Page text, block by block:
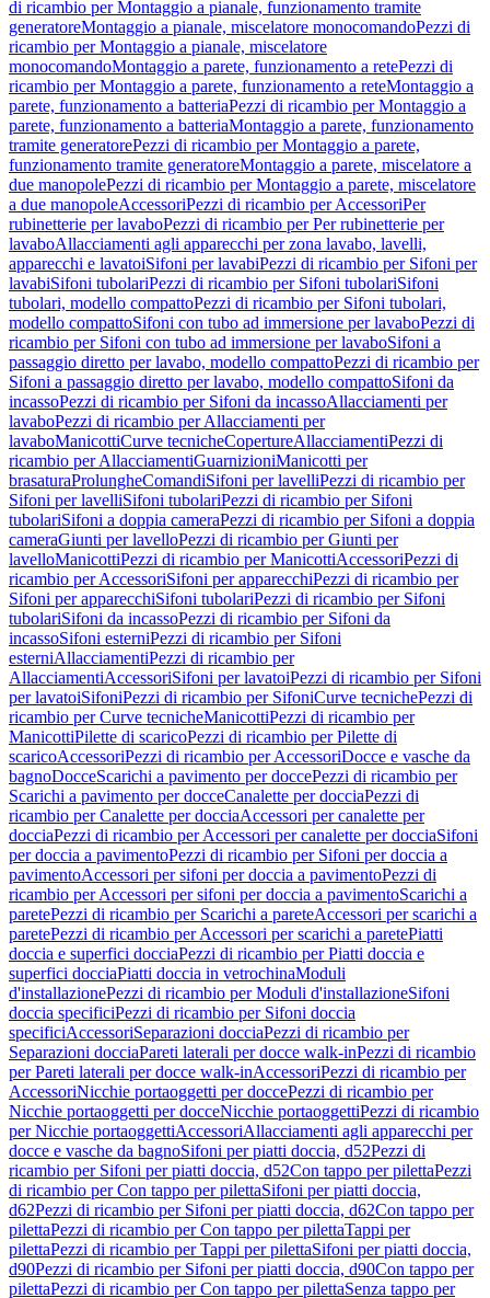
di ricambio per Montaggio a pianale, funzionamento tramite
generatoreMontaggio a pianale, miscelatore monocomandoPezzi di
ricambio per Montaggio a pianale, miscelatore
monocomandoMontaggio a parete, funzionamento a retePezzi di
ricambio per Montaggio a parete, funzionamento a reteMontaggio a
parete, funzionamento a batteriaPezzi di ricambio per Montaggio a
parete, funzionamento a batteriaMontaggio a parete, funzionamento
tramite generatorePezzi di ricambio per Montaggio a parete,
funzionamento tramite generatoreMontaggio a parete, miscelatore a
due manopolePezzi di ricambio per Montaggio a parete, miscelatore
a due manopoleAccessoriPezzi di ricambio per AccessoriPer
rubinetterie per lavaboPezzi di ricambio per Per rubinetterie per
lavaboAllacciamenti agli apparecchi per zona lavabo, lavelli,
apparecchi e lavatoiSifoni per lavabiPezzi di ricambio per Sifoni per
lavabiSifoni tubolariPezzi di ricambio per Sifoni tubolariSifoni
tubolari, modello compattoPezzi di ricambio per Sifoni tubolari,
modello compattoSifoni con tubo ad immersione per lavaboPezzi di
ricambio per Sifoni con tubo ad immersione per lavaboSifoni a
passaggio diretto per lavabo, modello compattoPezzi di ricambio per
Sifoni a passaggio diretto per lavabo, modello compattoSifoni da
incassoPezzi di ricambio per Sifoni da incassoAllacciamenti per
lavaboPezzi di ricambio per Allacciamenti per
lavaboManicottiCurve tecnicheCopertureAllacciamentiPezzi di
ricambio per AllacciamentiGuarnizioniManicotti per
brasaturaProlungheComandiSifoni per lavelliPezzi di ricambio per
Sifoni per lavelliSifoni tubolariPezzi di ricambio per Sifoni
tubolariSifoni a doppia cameraPezzi di ricambio per Sifoni a doppia
cameraGiunti per lavelloPezzi di ricambio per Giunti per
lavelloManicottiPezzi di ricambio per ManicottiAccessoriPezzi di
ricambio per AccessoriSifoni per apparecchiPezzi di ricambio per
Sifoni per apparecchiSifoni tubolariPezzi di ricambio per Sifoni
tubolariSifoni da incassoPezzi di ricambio per Sifoni da
incassoSifoni esterniPezzi di ricambio per Sifoni
esterniAllacciamentiPezzi di ricambio per
AllacciamentiAccessoriSifoni per lavatoiPezzi di ricambio per Sifoni
per lavatoiSifoniPezzi di ricambio per SifoniCurve tecnichePezzi di
ricambio per Curve tecnicheManicottiPezzi di ricambio per
ManicottiPilette di scaricoPezzi di ricambio per Pilette di
scaricoAccessoriPezzi di ricambio per AccessoriDocce e vasche da
bagnoDocceScarichi a pavimento per doccePezzi di ricambio per
Scarichi a pavimento per docceCanalette per docciaPezzi di
ricambio per Canalette per docciaAccessori per canalette per
docciaPezzi di ricambio per Accessori per canalette per docciaSifoni
per doccia a pavimentoPezzi di ricambio per Sifoni per doccia a
pavimentoAccessori per sifoni per doccia a pavimentoPezzi di
ricambio per Accessori per sifoni per doccia a pavimentoScarichi a
paretePezzi di ricambio per Scarichi a pareteAccessori per scarichi a
paretePezzi di ricambio per Accessori per scarichi a paretePiatti
doccia e superfici docciaPezzi di ricambio per Piatti doccia e
superfici docciaPiatti doccia in vetrochinaModuli
d'installazionePezzi di ricambio per Moduli d'installazioneSifoni
doccia specificiPezzi di ricambio per Sifoni doccia
specificiAccessoriSeparazioni docciaPezzi di ricambio per
Separazioni docciaPareti laterali per docce walk-inPezzi di ricambio
per Pareti laterali per docce walk-inAccessoriPezzi di ricambio per
AccessoriNicchie portaoggetti per doccePezzi di ricambio per
Nicchie portaoggetti per docceNicchie portaoggettiPezzi di ricambio
per Nicchie portaoggettiAccessoriAllacciamenti agli apparecchi per
docce e vasche da bagnoSifoni per piatti doccia, d52Pezzi di
ricambio per Sifoni per piatti doccia, d52Con tappo per pilettaPezzi
di ricambio per Con tappo per pilettaSifoni per piatti doccia,
d62Pezzi di ricambio per Sifoni per piatti doccia, d62Con tappo per
pilettaPezzi di ricambio per Con tappo per pilettaTappi per
pilettaPezzi di ricambio per Tappi per pilettaSifoni per piatti doccia,
d90Pezzi di ricambio per Sifoni per piatti doccia, d90Con tappo per
pilettaPezzi di ricambio per Con tappo per pilettaSenza tappo per